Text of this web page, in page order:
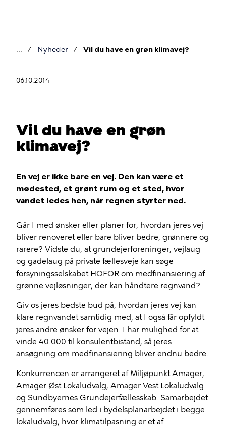
Nyheder Vil du have en grøn klimavej?
06.10.2014
Vil du have en grøn
klimavej?
En vej er ikke bare en vej. Den kan være et
mødested, et grønt rum og et sted, hvor
vandet ledes hen, når regnen styrter ned.
Går I med ønsker eller planer for, hvordan jeres vej
bliver renoveret eller bare bliver bedre, grønnere og
rarere? Vidste du, at grundejerforeninger, vejlaug
og gadelaug på private fællesveje kan søge
forsyningsselskabet HOFOR om medfinansiering af
grønne vejløsninger, der kan håndtere regnvand?
Giv os jeres bedste bud på, hvordan jeres vej kan
klare regnvandet samtidig med, at I også får opfyldt
jeres andre ønsker for vejen. I har mulighed for at
vinde 40.000 til konsulentbistand, så jeres
ansøgning om medfinansiering bliver endnu bedre.
Konkurrencen er arrangeret af Miljøpunkt Amager,
Amager Øst Lokaludvalg, Amager Vest Lokaludvalg
og Sundbyernes Grundejerfællesskab. Samarbejdet
gennemføres som led i bydelsplanarbejdet i begge
lokaludvalg, hvor klimatilpasning er et af